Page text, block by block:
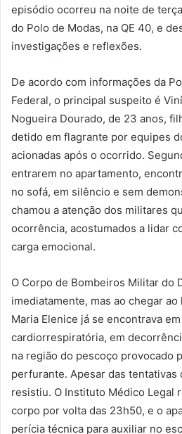
episódio ocorreu na noite de
do Polo de Modas, na QE 40, e
investigações e reflexões.
De acordo com informações da
Federal, o principal suspeito é
Nogueira Dourado, de 23 anos,
detido em flagrante por equipes
acionadas após o ocorrido.
entrarem no apartamento,
no sofá, em silêncio e sem
chamou a atenção dos militares
ocorrência, acostumados a lidar
carga emocional.
O Corpo de Bombeiros Militar do
imediatamente, mas ao chegar
Maria Elenice já se encontrava
cardiorrespiratória, em
na região do pescoço provocado
perfurante. Apesar das tentativas
resistiu. O Instituto Médico Legal
corpo por volta das 23h50, e o
perícia técnica para auxiliar no